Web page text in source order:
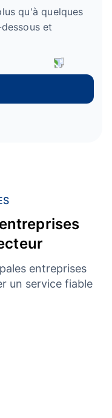
qu'à quelques
et
entreprises
un service fiable